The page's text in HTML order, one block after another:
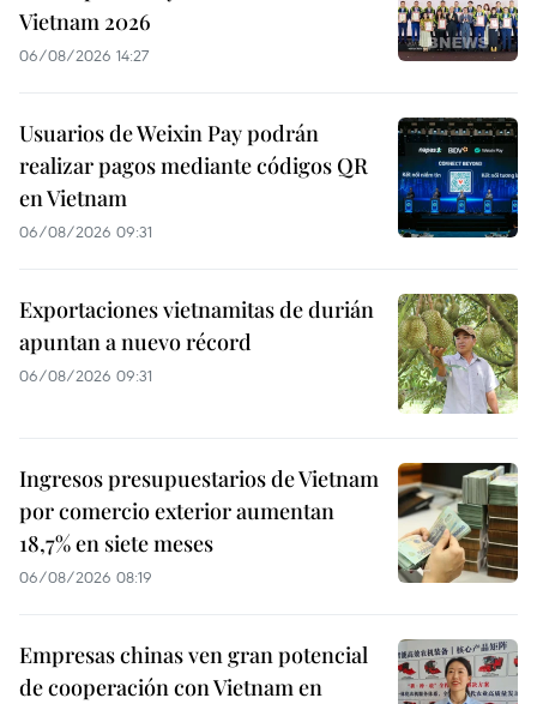
Vietnam 2026
06/08/2026 14:27
Usuarios de Weixin Pay podrán
realizar pagos mediante códigos QR
en Vietnam
06/08/2026 09:31
Exportaciones vietnamitas de durián
apuntan a nuevo récord
06/08/2026 09:31
Ingresos presupuestarios de Vietnam
por comercio exterior aumentan
18,7% en siete meses
06/08/2026 08:19
Empresas chinas ven gran potencial
de cooperación con Vietnam en